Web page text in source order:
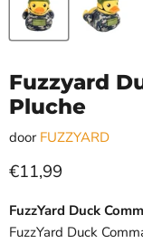
Fuzzyard
Pluche
door FUZZYARD
Huidige prijs
€11,99
FuzzYard Duck
FuzzYard Duck